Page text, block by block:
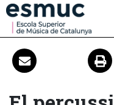
Estudis
Recerca